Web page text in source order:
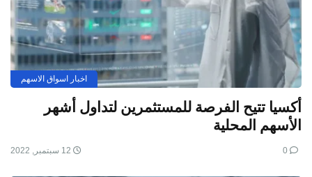
اخبار اسواق الاسهم
أكسيا تتيح الفرصة للمستثمرين لتداول أشهر
الأسهم المحلية